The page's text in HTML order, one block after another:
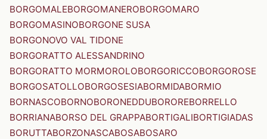
BORGOMALEBORGOMANEROBORGOMARO
BORGOMASINOBORGONE SUSA
BORGONOVO VAL TIDONE
BORGORATTO ALESSANDRINO
BORGORATTO MORMOROLOBORGORICCOBORGOROSE
BORGOSATOLLOBORGOSESIABORMIDABORMIO
BORNASCOBORNOBORONEDDUBOROREBORRELLO
BORRIANABORSO DEL GRAPPABORTIGALIBORTIGIADAS
BORUTTABORZONASCABOSABOSARO